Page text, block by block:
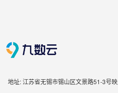
地址: 江苏省无锡市锡山区文景路51-3号